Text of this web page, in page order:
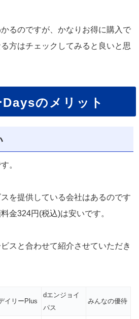
るのですが、かなりお得に購入で
方はチェックしてみると良いと思
のメリット
。
を提供している会社はあるのです
金324円(税込)は安いです。
スと合わせて紹介させていただき
イリーPlus
dエンジョイ
パス
みんなの優待